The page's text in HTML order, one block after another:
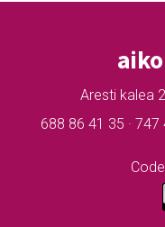
Aresti kalea
688 86 41 35 ·